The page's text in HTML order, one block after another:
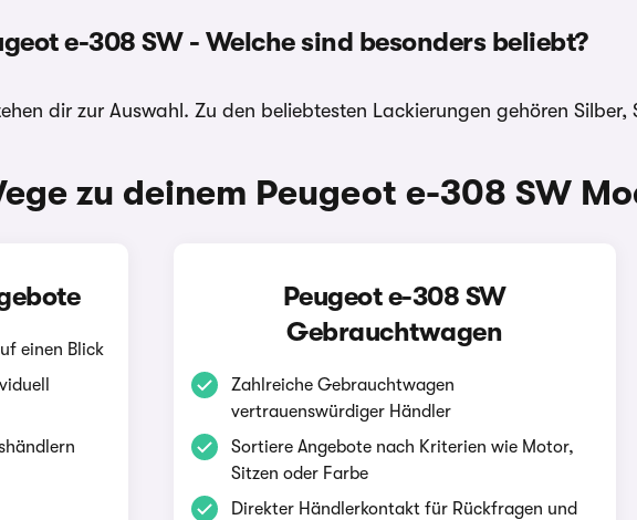
e-308 SW - Welche sind besonders beliebt?
dir zur Auswahl. Zu den beliebtesten Lackierungen gehören Silber,
zu deinem Peugeot e-308 SW
einen Blick
Peugeot e-308 SW
Gebrauchtwagen
Zahlreiche Gebrauchtwagen
vertrauenswürdiger Händler
Sortiere Angebote nach Kriterien wie Motor,
Sitzen oder Farbe
Direkter Händlerkontakt für Rückfragen und